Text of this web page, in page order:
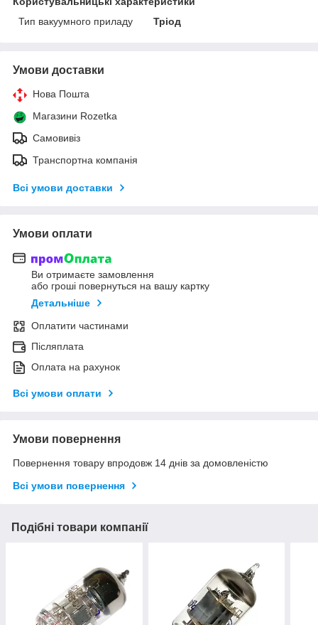
Тип вакуумного приладу
Тріод
Умови доставки
Нова Пошта
Магазини Rozetka
Самовивіз
Транспортна компанія
Всі умови доставки
Умови оплати
Ви отримаєте замовлення
або гроші повернуться на вашу картку
Детальніше
Оплатити частинами
Післяплата
Оплата на рахунок
Всі умови оплати
Умови повернення
Повернення товару впродовж 14 днів за домовленістю
Всі умови повернення
Подібні товари компанії